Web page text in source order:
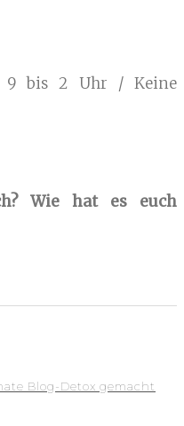
9 bis 2 Uhr / Keine
Wie hat es euch
Blog-Detox gemacht